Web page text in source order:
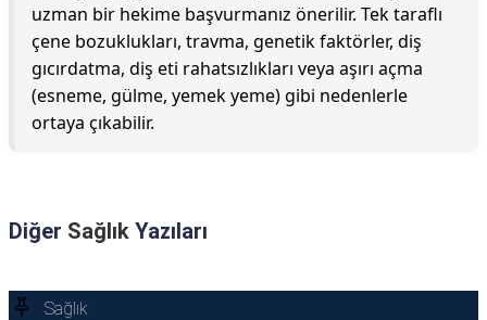
uzman bir hekime başvurmanız önerilir. Tek taraflı
çene bozuklukları, travma, genetik faktörler, diş
gıcırdatma, diş eti rahatsızlıkları veya aşırı açma
(esneme, gülme, yemek yeme) gibi nedenlerle
ortaya çıkabilir.
Diğer Sağlık Yazıları
Sağlık